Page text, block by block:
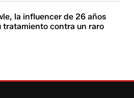
la influencer de 26 años
tratamiento contra un raro